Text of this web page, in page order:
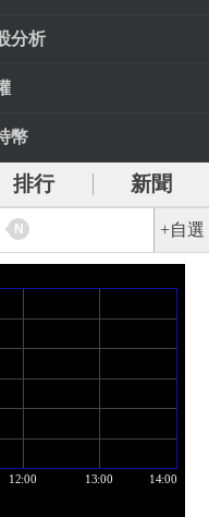
分析
幣
排行
新聞
N +自選